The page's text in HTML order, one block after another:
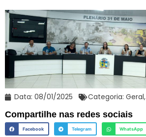
Data: 08/01/2025 Categoria: Geral,
Compartilhe nas redes sociais
Facebook Telegram WhatsApp